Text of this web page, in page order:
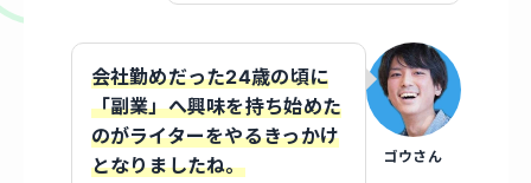
ゴウさん
会社勤めだった24歳の頃に
「副業」へ興味を持ち始めた
のがライターをやるきっかけ
となりましたね。